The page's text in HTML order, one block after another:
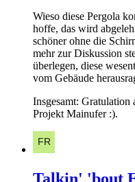
Wieso diese Pergola
hoffe, das wird
schöner ohne die
mehr zur Diskussion
überlegen, diese
vom Gebäude
Insgesamt:
Projekt Mainufer :).